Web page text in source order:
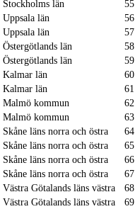
Stockholms län 55
Uppsala län 56
Uppsala län 57
Östergötlands län 58
Östergötlands län 59
Kalmar län 60
Kalmar län 61
Malmö kommun 62
Malmö kommun 63
Skåne läns norra och östra 64
Skåne läns norra och östra 65
Skåne läns norra och östra 66
Skåne läns norra och östra 67
Västra Götalands läns västra 68
Västra Götalands läns västra 69